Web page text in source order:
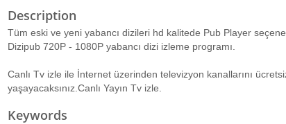
Description
Tüm eski ve yeni yabancı dizileri hd kalitede Pub Player
Dizipub 720P - 1080P yabancı dizi izleme programı.
Canlı Tv izle ile İnternet üzerinden televizyon kanallarını
yaşayacaksınız.Canlı Yayın Tv izle.
Keywords